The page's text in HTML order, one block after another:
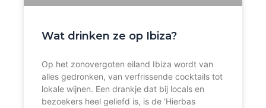
Wat drinken ze op Ibiza?
Op het zonovergoten eiland Ibiza wordt van
alles gedronken, van verfrissende cocktails tot
lokale wijnen. Een drankje dat bij locals en
bezoekers heel geliefd is, is de ‘Hierbas